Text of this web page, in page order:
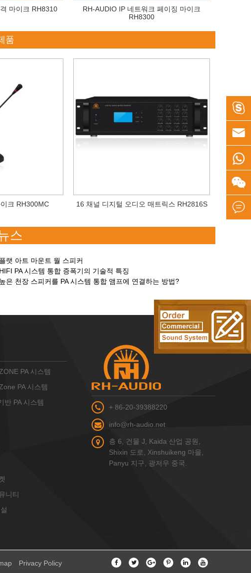
마이크 RH8310
RH-AUDIO IP 네트워크 페이징 마이크
RH8300
품
크 RH300MC 16 채널 디지털 오디오 매트릭스 RH2816S
스
플랫 아트 마운트 월 스피커
HIFI PA 시스템 통합 증폭기의 기술적 특징
높은 천장 스피커를 PA 시스템 통합 앰프에 연결하는 방법?
PA 시스템
PA 시스템
반 PA 시스템
니티
+ 86-20-39388220
info@rh-audio.net
층 6, 건물 J, Kaida 산업 공원,
Shixin 도로, Xinshuikeng 마을,
Panyu 지구, 광저우 중국.
Privacy Policy




